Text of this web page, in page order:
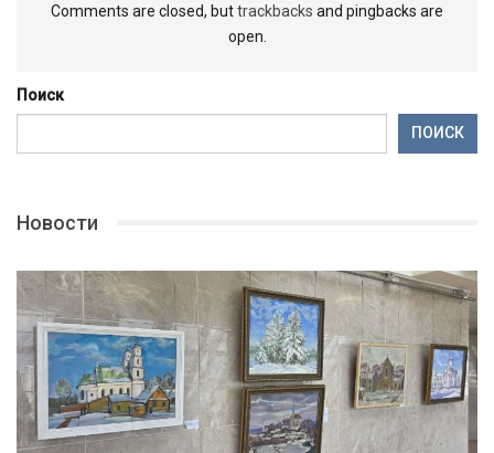
Comments are closed, buttrackbacks and pingbacks are
open.
Поиск
ПОИСК
Новости